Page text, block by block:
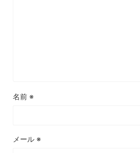
名前 ※
メール ※